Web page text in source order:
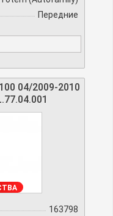
Передние
04/2009-2010
163798